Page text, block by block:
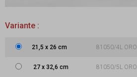
Variante :
21,5x 26 cm 81050/4L ORO
27x 32,6 cm 81050/5L ORO